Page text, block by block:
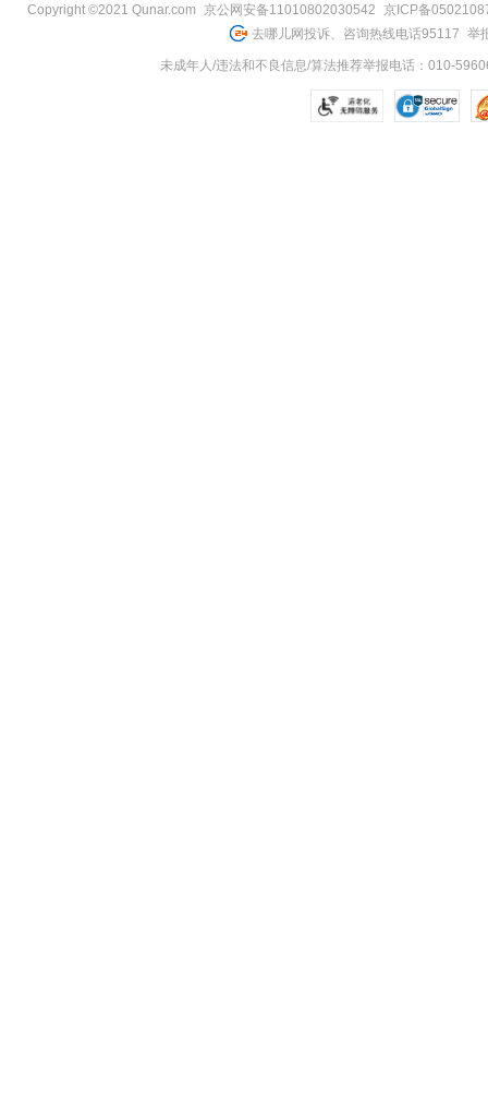
Copyright ©2021 Qunar.com 京公网安备11010802030542
京ICP备
去哪儿网投诉、咨询热线电话95117 举
未成年人/违法和不良信息/算法推荐举报电话：010-